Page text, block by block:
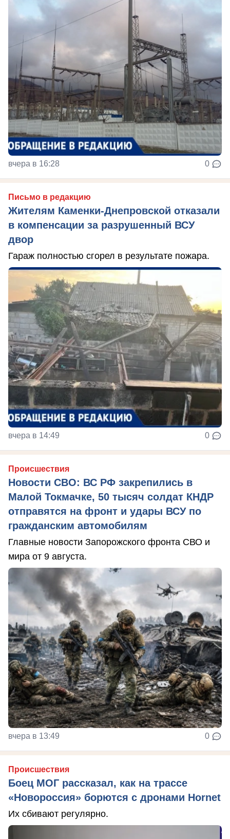
вчера в 16:28 0
Письмо в редакцию
Жителям Каменки-Днепровской отказали
в компенсации за разрушенный ВСУ
двор
Гараж полностью сгорел в результате пожара.
вчера в 14:49 0
Происшествия
Новости СВО: ВС РФ закрепились в
Малой Токмачке, 50 тысяч солдат КНДР
отправятся на фронт и удары ВСУ по
гражданским автомобилям
Главные новости Запорожского фронта СВО и
мира от 9 августа.
вчера в 13:49 0
Происшествия
Боец МОГ рассказал, как на трассе
«Новороссия» борются с дронами Hornet
Их сбивают регулярно.